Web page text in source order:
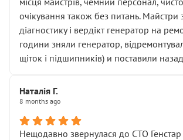
очікування також без питань. Майстри
діагностику і вердікт генератор на
години зняли генератор,
щіток і підшипників) и поставили
Наталія Г.
8 months ago
Нещодавно звернулася до СТО Генстар